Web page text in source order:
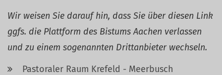
Wir weisen Sie darauf hin, dass Sie über diesen Link
ggfs. die Plattform des Bistums Aachen verlassen
und zu einem sogenannten Drittanbieter wechseln.
Pastoraler Raum Krefeld - Meerbusch